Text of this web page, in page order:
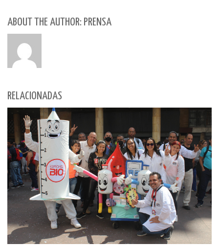
ABOUT THE AUTHOR: PRENSA
RELACIONADAS